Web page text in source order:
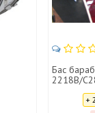
Бас
2218B/
+